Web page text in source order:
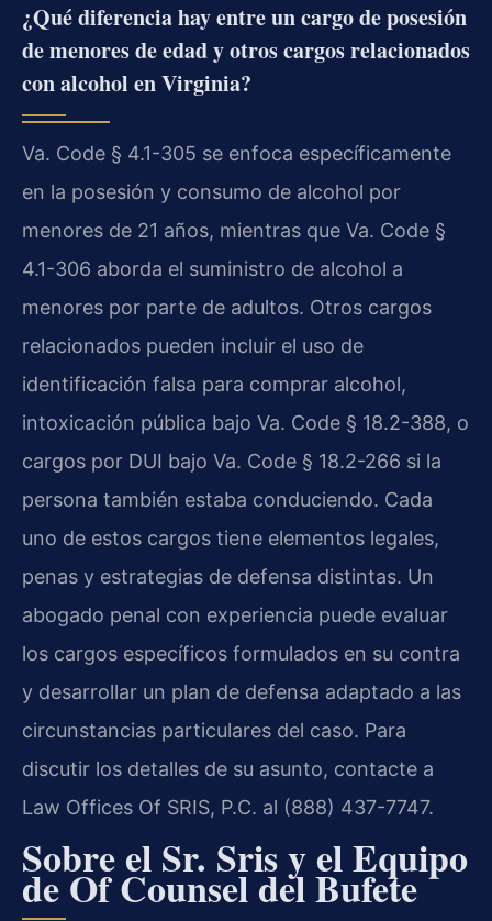
¿Qué diferencia hay entre un cargo de posesión
de menores de edad y otros cargos relacionados
con alcohol en Virginia?
Va. Code § 4.1-305 se enfoca específicamente
en la posesión y consumo de alcohol por
menores de 21 años, mientras que Va. Code §
4.1-306 aborda el suministro de alcohol a
menores por parte de adultos. Otros cargos
relacionados pueden incluir el uso de
identificación falsa para comprar alcohol,
intoxicación pública bajo Va. Code § 18.2-388, o
cargos por DUI bajo Va. Code § 18.2-266 si la
persona también estaba conduciendo. Cada
uno de estos cargos tiene elementos legales,
penas y estrategias de defensa distintas. Un
abogado penal con experiencia puede evaluar
los cargos específicos formulados en su contra
y desarrollar un plan de defensa adaptado a las
circunstancias particulares del caso. Para
discutir los detalles de su asunto, contacte a
Law Offices Of SRIS, P.C. al (888) 437-7747.
Sobre el Sr. Sris y el Equipo
de Of Counsel del Bufete